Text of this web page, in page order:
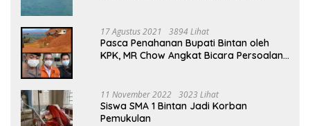
17 Agustus 2021 3894 Lihat
Pasca Penahanan Bupati Bintan oleh
KPK, MR Chow Angkat Bicara Persoalan
11 November 2022 3023 Lihat
Siswa SMA 1 Bintan Jadi Korban
Pemukulan